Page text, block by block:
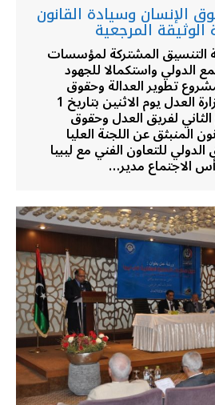
الإنسان وسيادة القانون
المرجعية
التنسيق المشتركة لمؤسسات
الدولي واستكمالا للجهود
تطوير العدالة وحقوق
الإنسان، عقد بمقر وزارة العدل يوم الاثنين بتاريخ 1
الثاني لفريق العدل وحقوق
المنبثق عن اللجنة العليا
للتعاون الفني مع ليبيا
الاجتماع مدير…